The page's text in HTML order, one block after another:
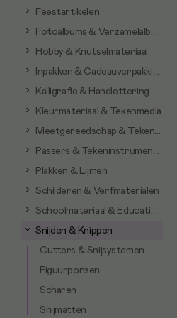
Feestartikelen
Fotoalbums & Verzamelalbums
Hobby & Knutselmateriaal
Inpakken & Cadeauverpakking
Kalligrafie & Handlettering
Kleurmateriaal & Tekenmedia
Meetgereedschap & Tekenhulpmiddelen
Passers & Tekeninstrumenten
Plakken & Lijmen
Schilderen & Verfmaterialen
Schoolmateriaal & Educatieve artikelen
Snijden & Knippen
Cutters & Snijsystemen
Figuurponsen
Scharen
Snijmatten